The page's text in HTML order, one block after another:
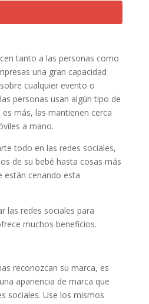
tanto a las personas como
una gran capacidad
cualquier evento o
personas usan algún tipo de
más, las mantienen cerca
a mano.
todo en las redes sociales,
de su bebé hasta cosas más
están cenando esta
las redes sociales para
muchos beneficios.
reconozcan su marca, es
apariencia de marca que
sociales. Use los mismos